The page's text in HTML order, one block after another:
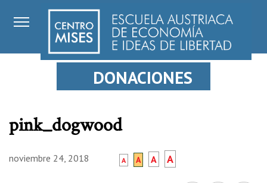
DONACIONES
pink_dogwood
noviembre 24, 2018 A A A A